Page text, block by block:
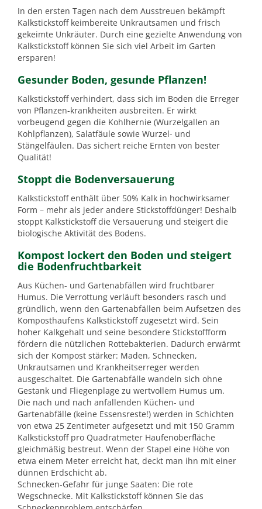
In den ersten Tagen nach dem Ausstreuen bekämpft
Kalkstickstoff keimbereite Unkrautsamen und frisch
gekeimte Unkräuter. Durch eine gezielte Anwendung von
Kalkstickstoff können Sie sich viel Arbeit im Garten
ersparen!
Gesunder Boden, gesunde Pflanzen!
Kalkstickstoff verhindert, dass sich im Boden die Erreger
von Pflanzen-krankheiten ausbreiten. Er wirkt
vorbeugend gegen die Kohlhernie (Wurzelgallen an
Kohlpflanzen), Salatfäule sowie Wurzel- und
Stängelfäulen. Das sichert reiche Ernten von bester
Qualität!
Stoppt die Bodenversauerung
Kalkstickstoff enthält über 50% Kalk in hochwirksamer
Form – mehr als jeder andere Stickstoffdünger! Deshalb
stoppt Kalkstickstoff die Versauerung und steigert die
biologische Aktivität des Bodens.
Kompost lockert den Boden und steigert
die Bodenfruchtbarkeit
Aus Küchen- und Gartenabfällen wird fruchtbarer
Humus. Die Verrottung verläuft besonders rasch und
gründlich, wenn den Gartenabfällen beim Aufsetzen des
Komposthaufens Kalkstickstoff zugesetzt wird. Sein
hoher Kalkgehalt und seine besondere Stickstoffform
fördern die nützlichen Rottebakterien. Dadurch erwärmt
sich der Kompost stärker: Maden, Schnecken,
Unkrautsamen und Krankheitserreger werden
ausgeschaltet. Die Gartenabfälle wandeln sich ohne
Gestank und Fliegenplage zu wertvollem Humus um.
Die nach und nach anfallenden Küchen- und
Gartenabfälle (keine Essensreste!) werden in Schichten
von etwa 25 Zentimeter aufgesetzt und mit 150 Gramm
Kalkstickstoff pro Quadratmeter Haufenoberfläche
gleichmäßig bestreut. Wenn der Stapel eine Höhe von
etwa einem Meter erreicht hat, deckt man ihn mit einer
dünnen Erdschicht ab.
Schnecken-Gefahr für junge Saaten: Die rote
Wegschnecke. Mit Kalkstickstoff können Sie das